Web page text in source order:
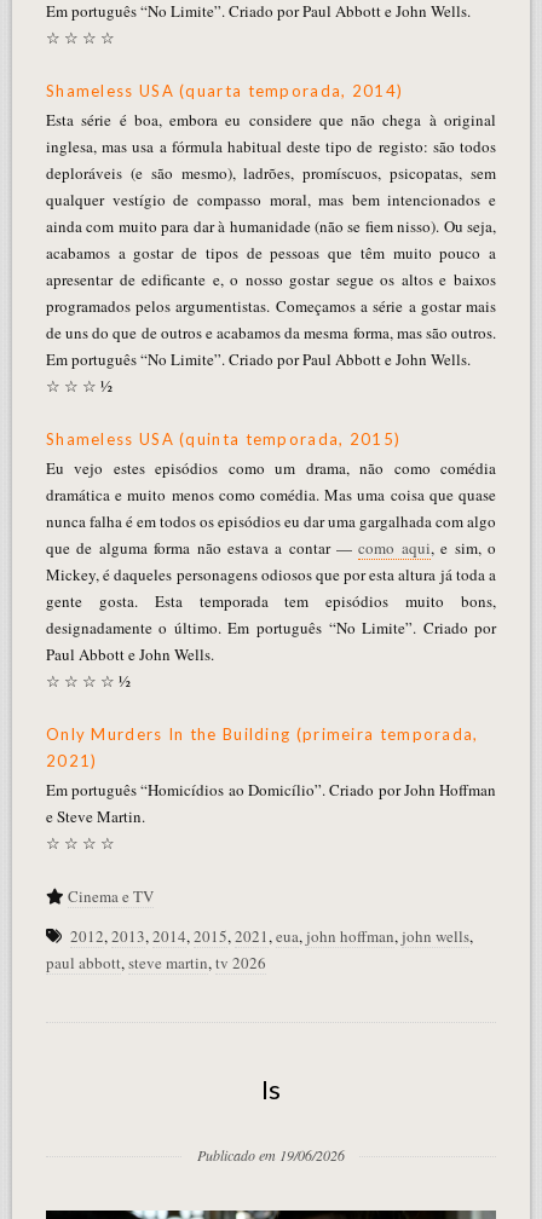
Em português “No Limite”. Criado por Paul Abbott e John Wells.
☆ ☆ ☆ ☆
Shameless USA (quarta temporada, 2014)
Esta série é boa, embora eu considere que não chega à original
inglesa, mas usa a fórmula habitual deste tipo de registo: são todos
deploráveis (e são mesmo), ladrões, promíscuos, psicopatas, sem
qualquer vestígio de compasso moral, mas bem intencionados e
ainda com muito para dar à humanidade (não se fiem nisso). Ou seja,
acabamos a gostar de tipos de pessoas que têm muito pouco a
apresentar de edificante e, o nosso gostar segue os altos e baixos
programados pelos argumentistas. Começamos a série a gostar mais
de uns do que de outros e acabamos da mesma forma, mas são outros.
Em português “No Limite”. Criado por Paul Abbott e John Wells.
☆ ☆ ☆ ½
Shameless USA (quinta temporada, 2015)
Eu vejo estes episódios como um drama, não como comédia
dramática e muito menos como comédia. Mas uma coisa que quase
nunca falha é em todos os episódios eu dar uma gargalhada com algo
que de alguma forma não estava a contar —como aqui, e sim, o
Mickey, é daqueles personagens odiosos que por esta altura já toda a
gente gosta. Esta temporada tem episódios muito bons,
designadamente o último. Em português “No Limite”. Criado por
Paul Abbott e John Wells.
☆ ☆ ☆ ☆ ½
Only Murders In the Building (primeira temporada,
2021)
Em português “Homicídios ao Domicílio”. Criado por John Hoffman
e Steve Martin.
☆ ☆ ☆ ☆
Cinema e TV
2012,2013,2014,2015,2021,eua,john hoffman,john wells,
paul abbott,steve martin,tv 2026
Is
Publicado em 19/06/2026